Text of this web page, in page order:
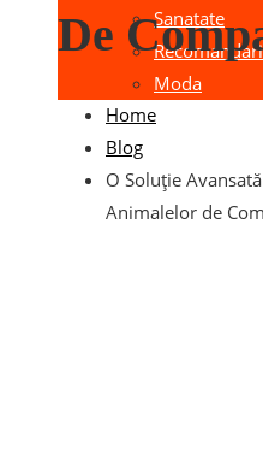
Sanatate
Recomandari
Moda
De
Home
Blog
O Soluție
Animalelor de